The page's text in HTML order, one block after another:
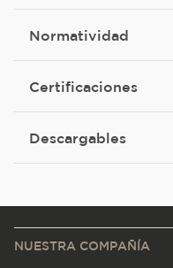
Normatividad
Certificaciones
Descargables
NUESTRA COMPAÑÍA